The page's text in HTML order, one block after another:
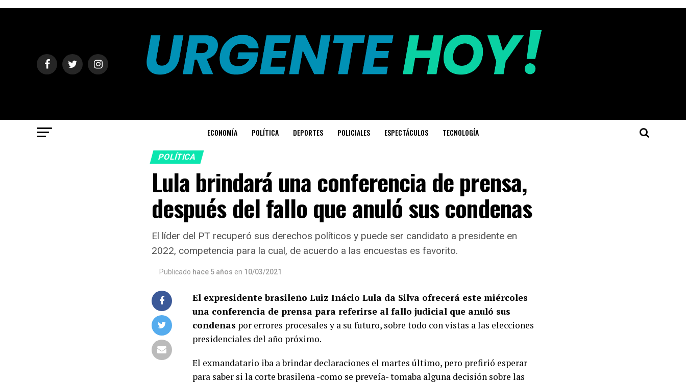
ECONOMÍA POLÍTICA DEPORTES POLICIALES ESPECTÁCULOS TECNOLOGÍA
POLÍTICA
Lula brindará una conferencia de prensa,
después del fallo que anuló sus condenas
El líder del PT recuperó sus derechos políticos y puede ser candidato a presidente en
2022, competencia para la cual, de acuerdo a las encuestas es favorito.
Publicado hace 5 años en 10/03/2021
El expresidente brasileño Luiz Inácio Lula da Silva ofrecerá este miércoles
una conferencia de prensa para referirse al fallo judicial que anuló sus
condenas por errores procesales y a su futuro, sobre todo con vistas a las elecciones
presidenciales del año próximo.
El exmandatario iba a brindar declaraciones el martes último, pero prefirió esperar
para saber si la corte brasileña -como se preveía- tomaba alguna decisión sobre las